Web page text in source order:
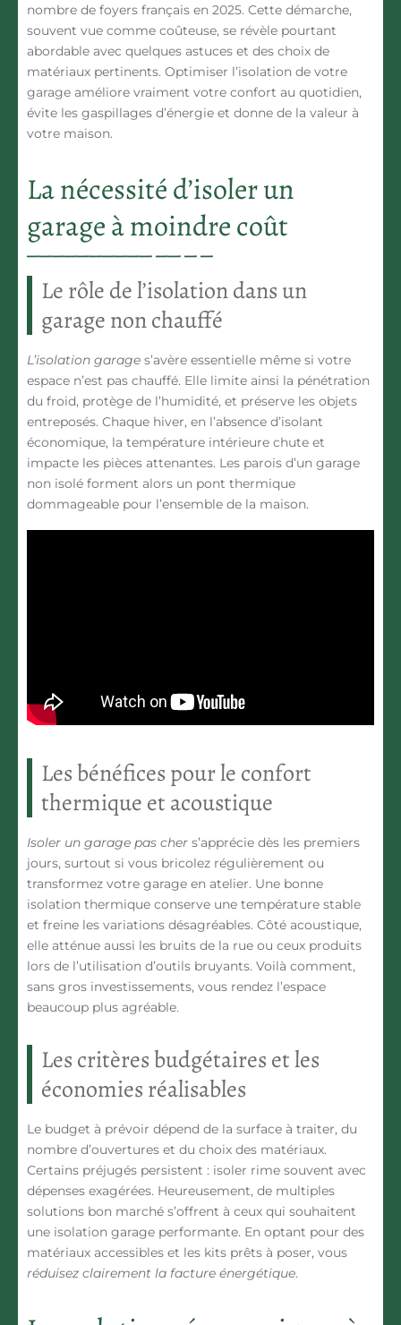
nombre de foyers français en 2025. Cette démarche,
souvent vue comme coûteuse, se révèle pourtant
abordable avec quelques astuces et des choix de
matériaux pertinents. Optimiser l’isolation de votre
garage améliore vraiment votre confort au quotidien,
évite les gaspillages d’énergie et donne de la valeur à
votre maison.
La nécessité d’isoler un
garage à moindre coût
Le rôle de l’isolation dans un
garage non chauffé
L’isolation garage s’avère essentielle même si votre
espace n’est pas chauffé. Elle limite ainsi la pénétration
du froid, protège de l’humidité, et préserve les objets
entreposés. Chaque hiver, en l’absence d’isolant
économique, la température intérieure chute et
impacte les pièces attenantes. Les parois d’un garage
non isolé forment alors un pont thermique
dommageable pour l’ensemble de la maison.
Les bénéfices pour le confort
thermique et acoustique
Isoler un garage pas cher s’apprécie dès les premiers
jours, surtout si vous bricolez régulièrement ou
transformez votre garage en atelier. Une bonne
isolation thermique conserve une température stable
et freine les variations désagréables. Côté acoustique,
elle atténue aussi les bruits de la rue ou ceux produits
lors de l’utilisation d’outils bruyants. Voilà comment,
sans gros investissements, vous rendez l’espace
beaucoup plus agréable.
Les critères budgétaires et les
économies réalisables
Le budget à prévoir dépend de la surface à traiter, du
nombre d’ouvertures et du choix des matériaux.
Certains préjugés persistent : isoler rime souvent avec
dépenses exagérées. Heureusement, de multiples
solutions bon marché s’offrent à ceux qui souhaitent
une isolation garage performante. En optant pour des
matériaux accessibles et les kits prêts à poser, vous
réduisez clairement la facture énergétique.